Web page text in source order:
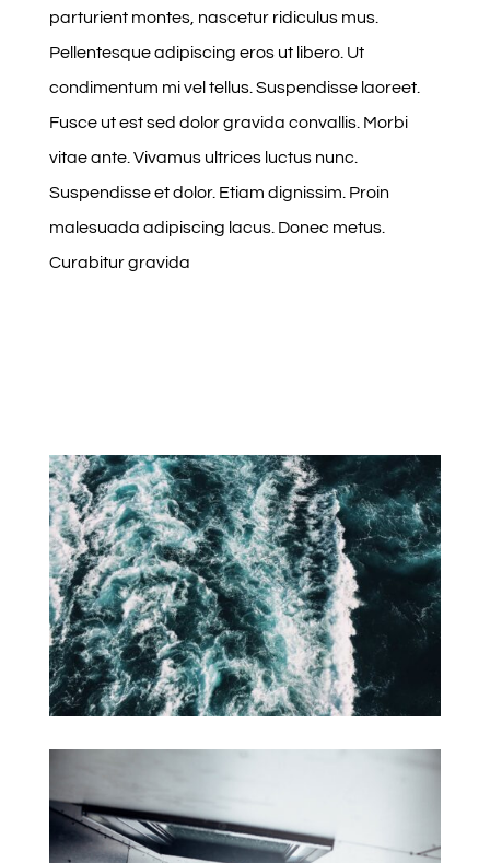
parturient montes, nascetur ridiculus mus.
Pellentesque adipiscing eros ut libero. Ut
condimentum mi vel tellus. Suspendisse laoreet.
Fusce ut est sed dolor gravida convallis. Morbi
vitae ante. Vivamus ultrices luctus nunc.
Suspendisse et dolor. Etiam dignissim. Proin
malesuada adipiscing lacus. Donec metus.
Curabitur gravida